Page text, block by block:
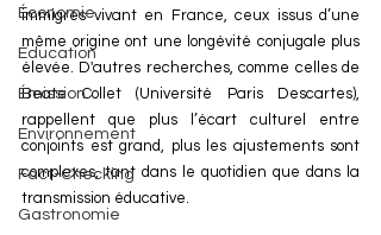
Économie
Éducation
Émission
Environnement
Fact-Checking
Gastronomie
immigrés vivant en France, ceux issus d’une
même origine ont une longévité conjugale plus
élevée. D'autres recherches, comme celles de
Beate Collet (Université Paris Descartes),
rappellent que plus l’écart culturel entre
conjoints est grand, plus les ajustements sont
complexes, tant dans le quotidien que dans la
transmission éducative.